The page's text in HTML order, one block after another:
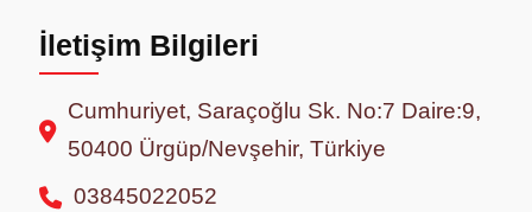
İletişim Bilgileri
Cumhuriyet, Saraçoğlu Sk. No:7 Daire:9,
50400 Ürgüp/Nevşehir, Türkiye
03845022052